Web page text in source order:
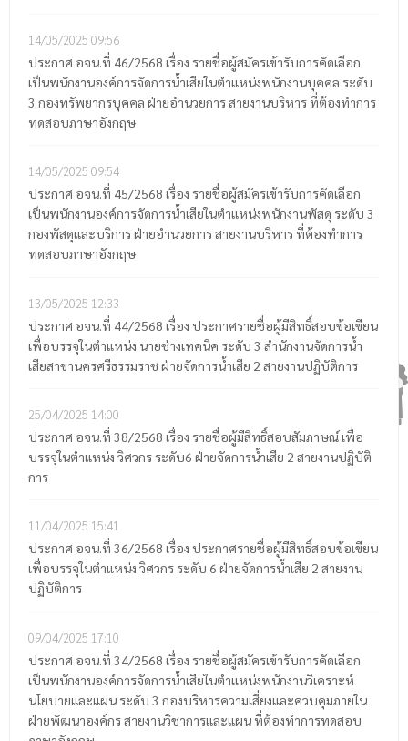
14/05/2025 09:56
ประกาศ อจน.ที่ 46/2568 เรื่อง รายชื่อผู้สมัครเข้ารับการคัดเลือก
เป็นพนักงานองค์การจัดการน้ำเสียในตำแหน่งพนักงานบุคคล ระดับ
3 กองทรัพยากรบุคคล ฝ่ายอำนวยการ สายงานบริหาร ที่ต้องทำการ
ทดสอบภาษาอังกฤษ
14/05/2025 09:54
ประกาศ อจน.ที่ 45/2568 เรื่อง รายชื่อผู้สมัครเข้ารับการคัดเลือก
เป็นพนักงานองค์การจัดการน้ำเสียในตำแหน่งพนักงานพัสดุ ระดับ 3
กองพัสดุและบริการ ฝ่ายอำนวยการ สายงานบริหาร ที่ต้องทำการ
ทดสอบภาษาอังกฤษ
13/05/2025 12:33
ประกาศ อจน.ที่ 44/2568 เรื่อง ประกาศรายชื่อผู้มีสิทธิ์สอบข้อเขียน
เพื่อบรรจุในตำแหน่ง นายช่างเทคนิค ระดับ 3 สำนักงานจัดการน้ำ
เสียสาขานครศรีธรรมราช ฝ่ายจัดการน้ำเสีย 2 สายงานปฏิบัติการ
25/04/2025 14:00
ประกาศ อจน.ที่ 38/2568 เรื่อง รายชื่อผู้มีสิทธิ์สอบสัมภาษณ์ เพื่อ
บรรจุในตำแหน่ง วิศวกร ระดับ6 ฝ่ายจัดการน้ำเสีย 2 สายงานปฏิบัติ
การ
11/04/2025 15:41
ประกาศ อจน.ที่ 36/2568 เรื่อง ประกาศรายชื่อผู้มีสิทธิ์สอบข้อเขียน
เพื่อบรรจุในตำแหน่ง วิศวกร ระดับ 6 ฝ่ายจัดการน้ำเสีย 2 สายงาน
ปฏิบัติการ
09/04/2025 17:10
ประกาศ อจน.ที่ 34/2568 เรื่อง รายชื่อผู้สมัครเข้ารับการคัดเลือก
เป็นพนักงานองค์การจัดการน้ำเสียในตำแหน่งพนักงานวิเคราะห์
นโยบายและแผน ระดับ 3 กองบริหารความเสี่ยงและควบคุมภายใน
ฝ่ายพัฒนาองค์กร สายงานวิชาการและแผน ที่ต้องทำการทดสอบ